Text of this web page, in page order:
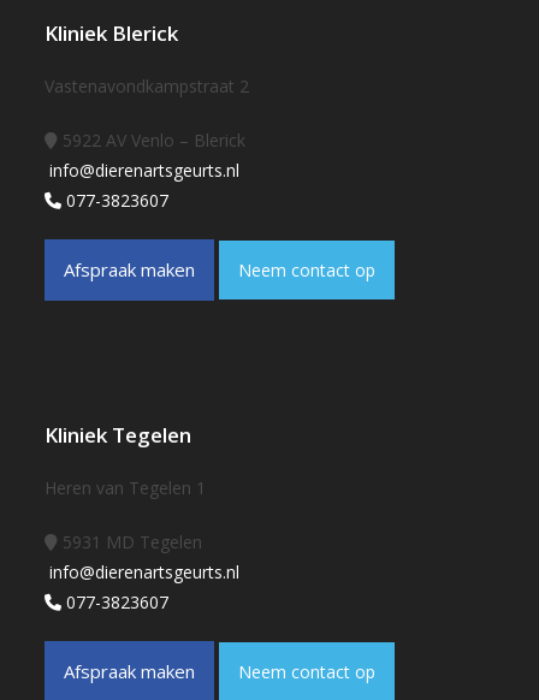
Kliniek Blerick
Vastenavondkampstraat 2
5922 AV Venlo – Blerick
info@dierenartsgeurts.nl
077-3823607
Afspraak maken Neem contact op
Kliniek Tegelen
Heren van Tegelen 1
5931 MD Tegelen
info@dierenartsgeurts.nl
077-3823607
Afspraak maken Neem contact op